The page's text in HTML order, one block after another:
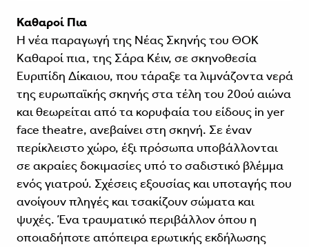
Καθαροί Πια
Η νέα παραγωγή της Νέας Σκηνής του ΘΟΚ
Καθαροί πια, της Σάρα Κέιν, σε σκηνοθεσία
Ευριπίδη Δίκαιου, που τάραξε τα λιμνάζοντα νερά
της ευρωπαϊκής σκηνής στα τέλη του 20ού αιώνα
και θεωρείται από τα κορυφαία του είδους in yer
face theatre, ανεβαίνει στη σκηνή. Σε έναν
περίκλειστο χώρο, έξι πρόσωπα υποβάλλονται
σε ακραίες δοκιμασίες υπό το σαδιστικό βλέμμα
ενός γιατρού. Σχέσεις εξουσίας και υποταγής που
ανοίγουν πληγές και τσακίζουν σώματα και
ψυχές. Ένα τραυματικό περιβάλλον όπου η
οποιαδήποτε απόπειρα ερωτικής εκδήλωσης